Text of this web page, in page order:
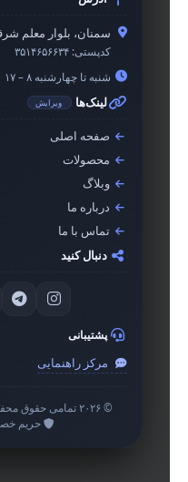
سمنان، بلوار معلم
کدپستی: ۳۵۱۴۶۵۶۶۳۴
شنبه تا چهارشنبه ۸ – ۱۷
لینک‌ها ویرایش
صفحه اصلی
محصولات
وبلاگ
درباره ما
تماس با ما
دنبال کنید
پشتیبانی
مرکز راهنمایی
© ۲۰۲۶ تمامی حقوق محفوظ است.
حریم